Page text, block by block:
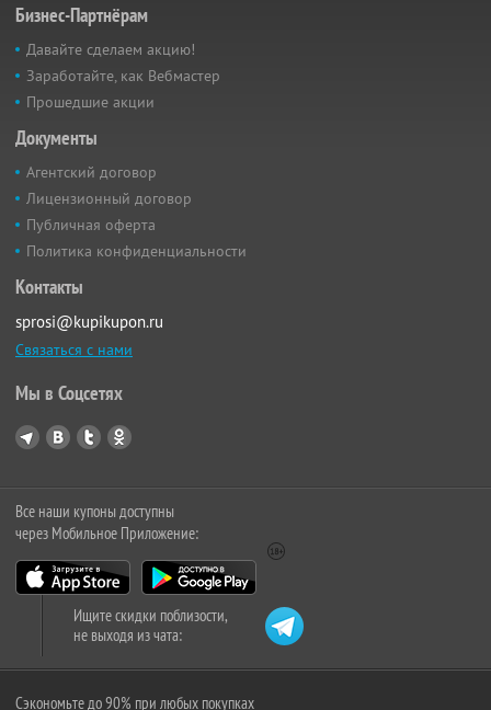
Бизнес-Партнёрам
Давайте сделаем акцию!
Заработайте, как Вебмастер
Прошедшие акции
Документы
Агентский договор
Лицензионный договор
Публичная оферта
Политика конфиденциальности
Контакты
sprosi@kupikupon.ru
Связаться с нами
Мы в Соцсетях
Все наши купоны доступны
через Мобильное Приложение:
Ищите скидки поблизости,
не выходя из чата:
Сэкономьте до 90% при любых покупках